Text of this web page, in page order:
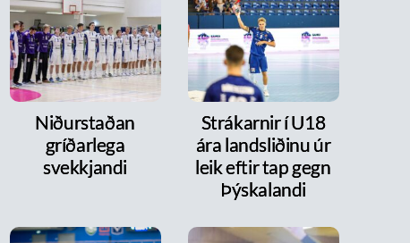
Niðurstaðan
gríðarlega
svekkjandi
Strákarnir í U18
ára landsliðinu úr
leik eftir tap gegn
Þýskalandi